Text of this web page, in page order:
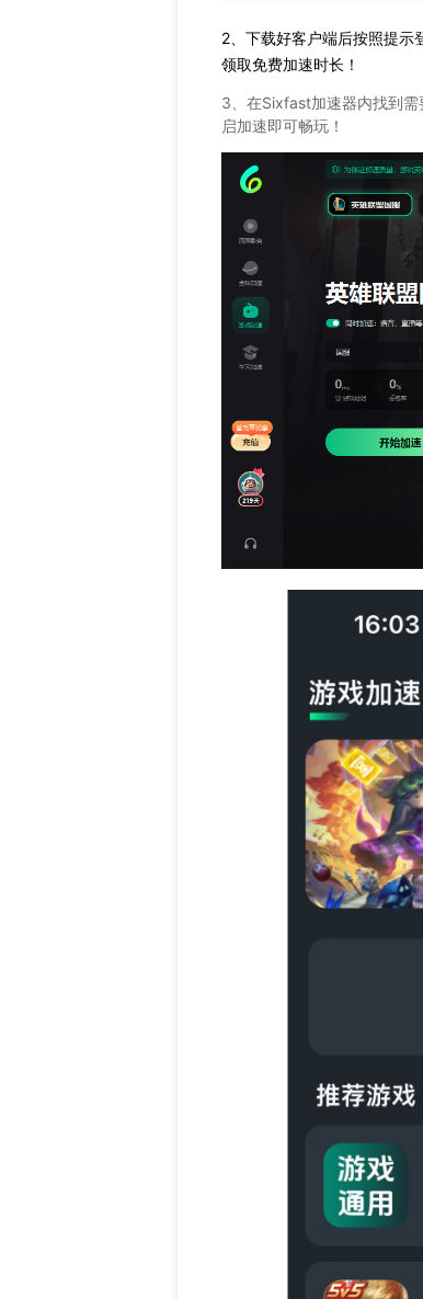
2、下载好客户端后按照提示
领取免费加速时长！
3、在Sixfast加速器内找到
启加速即可畅玩！